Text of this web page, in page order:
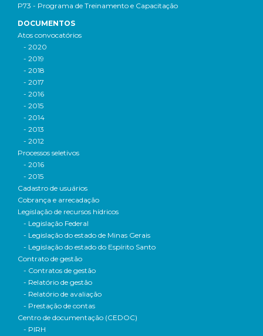
P73 - Programa de Treinamento e Capacitação
DOCUMENTOS
Atos convocatórios
- 2020
- 2019
- 2018
- 2017
- 2016
- 2015
- 2014
- 2013
- 2012
Processos seletivos
- 2016
- 2015
Cadastro de usuários
Cobrança e arrecadação
Legislação de recursos hídricos
- Legislação Federal
- Legislação do estado de Minas Gerais
- Legislação do estado do Espírito Santo
Contrato de gestão
- Contratos de gestão
- Relatório de gestão
- Relatório de avaliação
- Prestação de contas
Centro de documentação (CEDOC)
- PIRH